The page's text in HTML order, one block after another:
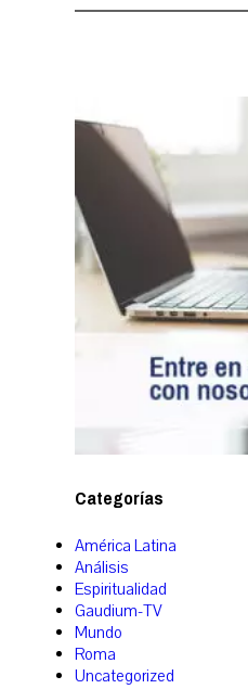
Categorías
América Latina
Análisis
Espiritualidad
Gaudium-TV
Mundo
Roma
Uncategorized